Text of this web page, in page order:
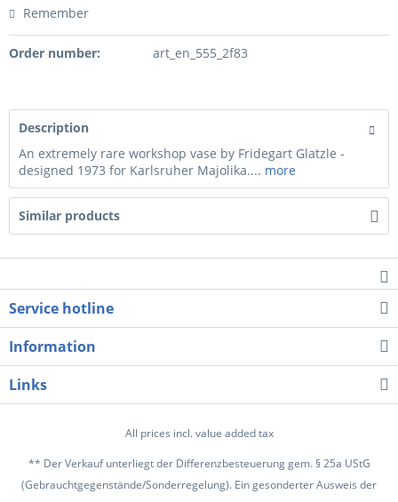
Remember
Order number: art_en_555_2f83
Description
An extremely rare workshop vase by Fridegart Glatzle -
designed 1973 for Karlsruher Majolika.... more
Similar products
Service hotline
Information
Links
All prices incl. value added tax
** Der Verkauf unterliegt der Differenzbesteuerung gem. § 25a UStG
(Gebrauchtgegenstände/Sonderregelung). Ein gesonderter Ausweis der